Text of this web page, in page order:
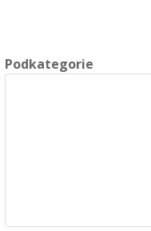
Podkategorie